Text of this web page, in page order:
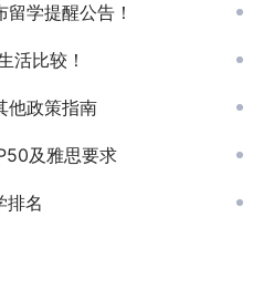
学提醒公告！
活比较！
他政策指南
及雅思要求
排名